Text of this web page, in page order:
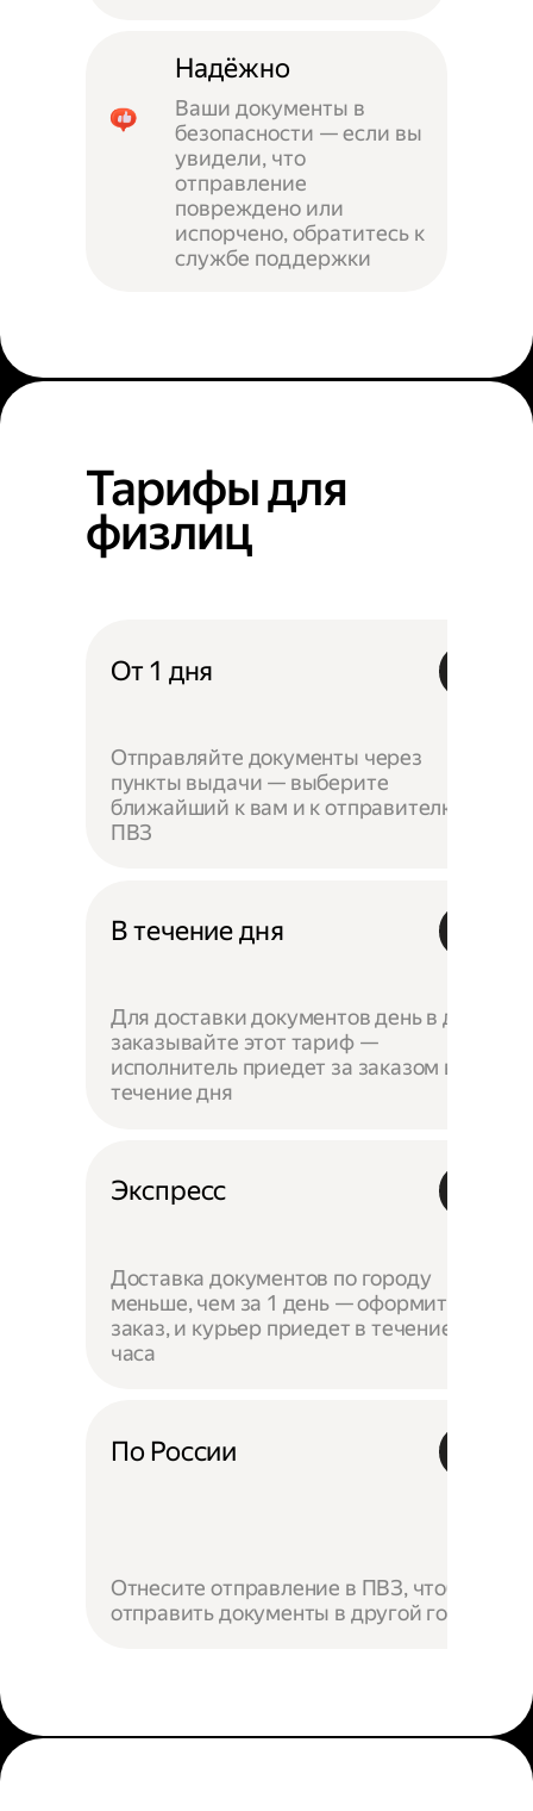
Надёжно
Ваши документы в
безопасности — если вы
увидели, что
отправление
повреждено или
испорчено, обратитесь к
службе поддержки
Тарифы для
физлиц
От 1 дня
Отправляйте документы через
пункты выдачи — выберите
ближайший к вам и к отправителю
ПВЗ
В течение дня
Для доставки документов день в день
заказывайте этот тариф —
исполнитель приедет за заказом в
течение дня
Экспресс
Доставка документов по городу
меньше, чем за 1 день — оформите
заказ, и курьер приедет в течение
часа
По России
Отнесите отправление в ПВЗ, чтобы
отправить документы в другой город